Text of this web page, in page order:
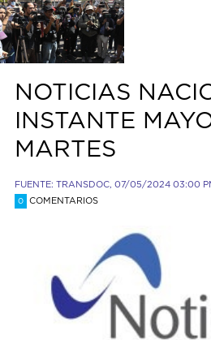
NOTICIAS
INSTANTE
MARTES
FUENTE: TRANSDOC, 07/05/2024 03:00
0 COMENTARIOS